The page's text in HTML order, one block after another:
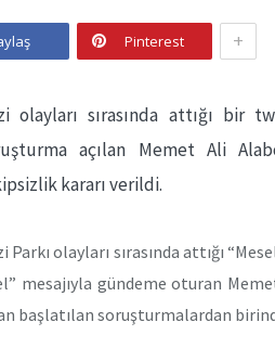
Pinterest +
olayları sırasında attığı bir
açılan Memet Ali
kararı verildi.
Parkı olayları sırasında attığı
mesajıyla gündeme oturan
başlatılan soruşturmalardan